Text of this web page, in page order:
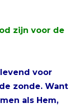
zijn voor de
voor
zonde. Want
als Hem,